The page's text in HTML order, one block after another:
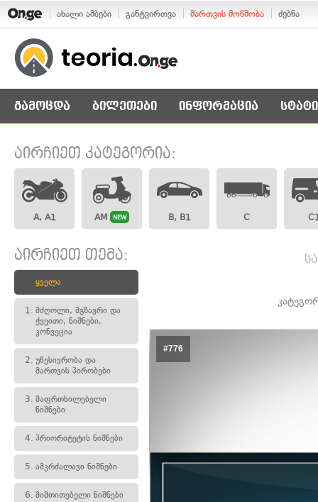
ახალი ამბები განტვირთვა მართვის მოწმობა ძებნა
გამოცდა ბილეთები ინფორმაცია
აირჩიეთ კატეგორია:
A, A1 AM NEW B, B1 C
აირჩიეთ თემა:
ყველა
1. მძღოლი, მგზავრი და
ქვეითი, ნიშნები,
კონვეცია
2. უწესივრობა და
მართვის პირობები
3. მაფრთხილებელი
ნიშნები
4. პრიორიტეტის ნიშნები
5. ამკრძალავი ნიშნები
6. მიმთითებელი ნიშნები
#776